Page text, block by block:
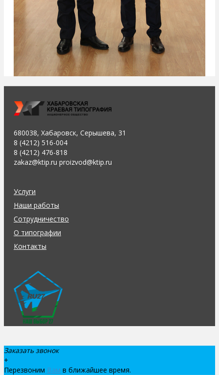
680038, Хабаровск, Серышева, 31
8 (4212) 516-004
8 (4212) 476-818
zakaz@ktip.ru proizvod@ktip.ru
Услуги
Наши работы
Сотрудничество
О типографии
Контакты
Заказать звонок
+
Перезвоним Вам в ближайшее время.